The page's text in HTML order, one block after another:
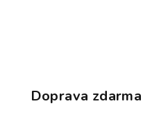
Doprava zdarma